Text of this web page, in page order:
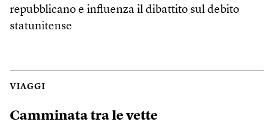
repubblicano e influenza il dibattito sul debito
statunitense
VIAGGI
Camminata tra le vette